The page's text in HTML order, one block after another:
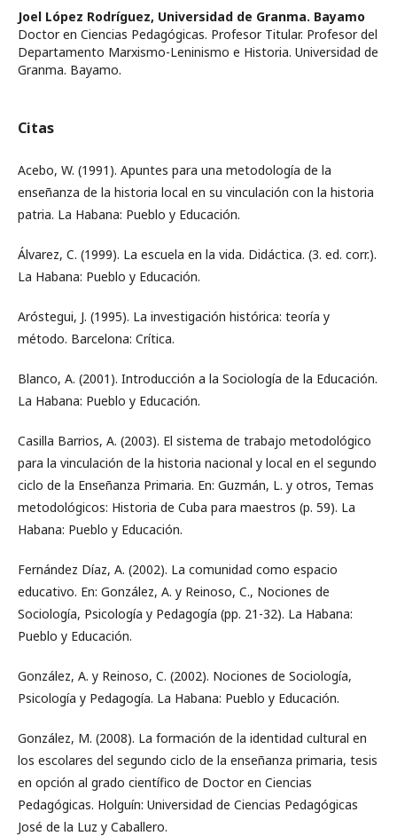
Joel López Rodríguez, Universidad de Granma. Bayamo
Doctor en Ciencias Pedagógicas. Profesor Titular. Profesor del
Departamento Marxismo-Leninismo e Historia. Universidad de
Granma. Bayamo.
Citas
Acebo, W. (1991). Apuntes para una metodología de la
enseñanza de la historia local en su vinculación con la historia
patria. La Habana: Pueblo y Educación.
Álvarez, C. (1999). La escuela en la vida. Didáctica. (3. ed. corr.).
La Habana: Pueblo y Educación.
Aróstegui, J. (1995). La investigación histórica: teoría y
método. Barcelona: Crítica.
Blanco, A. (2001). Introducción a la Sociología de la Educación.
La Habana: Pueblo y Educación.
Casilla Barrios, A. (2003). El sistema de trabajo metodológico
para la vinculación de la historia nacional y local en el segundo
ciclo de la Enseñanza Primaria. En: Guzmán, L. y otros, Temas
metodológicos: Historia de Cuba para maestros (p. 59). La
Habana: Pueblo y Educación.
Fernández Díaz, A. (2002). La comunidad como espacio
educativo. En: González, A. y Reinoso, C., Nociones de
Sociología, Psicología y Pedagogía (pp. 21-32). La Habana:
Pueblo y Educación.
González, A. y Reinoso, C. (2002). Nociones de Sociología,
Psicología y Pedagogía. La Habana: Pueblo y Educación.
González, M. (2008). La formación de la identidad cultural en
los escolares del segundo ciclo de la enseñanza primaria, tesis
en opción al grado científico de Doctor en Ciencias
Pedagógicas. Holguín: Universidad de Ciencias Pedagógicas
José de la Luz y Caballero.